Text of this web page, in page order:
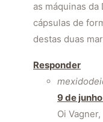
as máquinas
cápsulas de
destas duas
Responder
9 de
Oi Vagner,